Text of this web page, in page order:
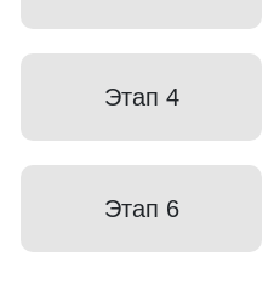
Этап 4
Этап 6